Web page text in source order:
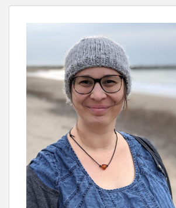
BEITRÄGE